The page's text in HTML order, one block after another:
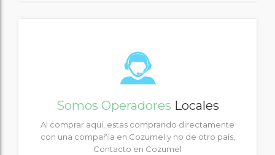
Somos Operadores Locales
Al comprar aquí, estas comprando directamente
con una compañía en Cozumel y no de otro país,
Contacto en Cozumel